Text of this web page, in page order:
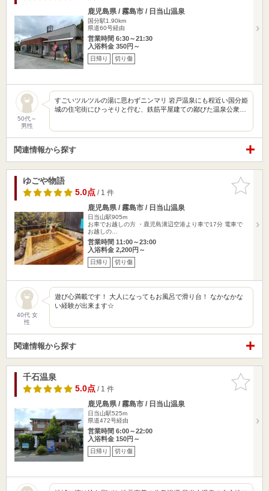
鹿児島県 / 霧島市 / 日当山温泉
国分駅1.90km
県道60号経由
営業時間 6:30～21:30
入浴料金 350円～
日帰り 切り傷
50代～
男性
すごいツルツルの湯に思わずニンマリ 岩戸温泉にも程近い国分姫
城の住宅街にひっそりと佇む、鉄筋平屋建ての鄙びた温泉公衆…
関連情報から探す
お気に入
りに追加
ゆごや物語
5.0点/ 1 件
鹿児島県 / 霧島市 / 日当山温泉
日当山駅905m
お車でお越しの方 ・鹿児島溝辺空港より車で17分 電車で
お越しの…
営業時間 11:00～23:00
入浴料金 2,200円～
日帰り 切り傷
40代 女
性
遊び心満載です！ 大人になってもお風呂で滑り台！ なかなかな
い経験が出来ます☆
関連情報から探す
お気に入
りに追加
千石温泉
5.0点/ 1 件
鹿児島県 / 霧島市 / 日当山温泉
日当山駅525m
県道472号経由
営業時間 6:00～22:00
入浴料金 150円～
日帰り 切り傷